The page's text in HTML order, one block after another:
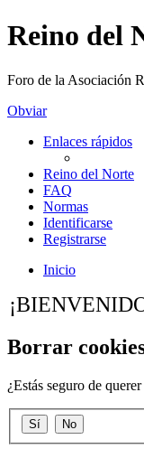
Reino del
Foro de la Asociación
Obviar
Enlaces rápidos
Reino del Norte
FAQ
Normas
Identificarse
Registrarse
Inicio
Borrar
¿Estás seguro de